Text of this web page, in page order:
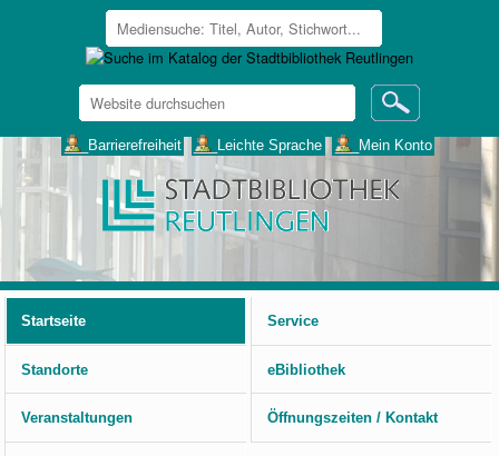
Website
durchsuchen
___Barrierefreiheit ___Leichte Sprache ___Mein Konto
Startseite
Service
Standorte eBibliothek
Veranstaltungen Öffnungszeiten / Kontakt